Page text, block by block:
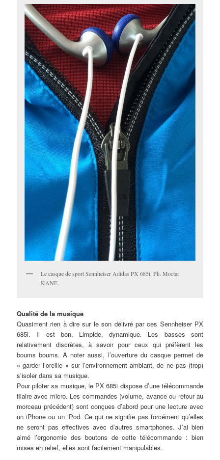
Le casque de sport Sennheiser Adidas PX 685i. Ph. Moctar
KANE.
Qualité de la musique
Quasiment rien à dire sur le son délivré par ces Sennheiser PX
685i. Il est bon. Limpide, dynamique. Les basses sont
relativement discrètes, à savoir pour ceux qui préfèrent les
boums boums. A noter aussi, l’ouverture du casque permet de
« garder l’oreille » sur l’environnement ambiant, de ne pas (trop)
s’isoler dans sa musique.
Pour piloter sa musique, le PX 685i dispose d’une télécommande
filaire avec micro. Les commandes (volume, avance ou retour au
morceau précédent) sont conçues d’abord pour une lecture avec
un iPhone ou un iPod. Ce qui ne signifie pas forcément qu’elles
ne seront pas effectives avec d’autres smartphones. J’ai bien
aimé l’ergonomie des boutons de cette télécommande : bien
mises en relief, elles sont facilement manipulables.